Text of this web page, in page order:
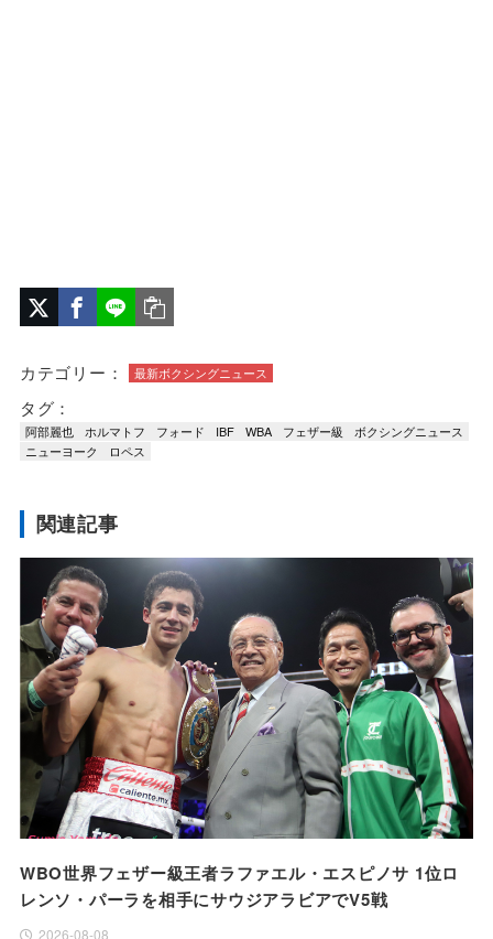
カテゴリー： 最新ボクシングニュース
タグ：
阿部麗也 ホルマトフ フォード IBF WBA フェザー級
ボクシングニュース
ニューヨーク
ロペス
関連記事
WBO世界フェザー級王者ラファエル・エスピノサ 1位ロ
レンソ・パーラを相手にサウジアラビアでV5戦
2026-08-08